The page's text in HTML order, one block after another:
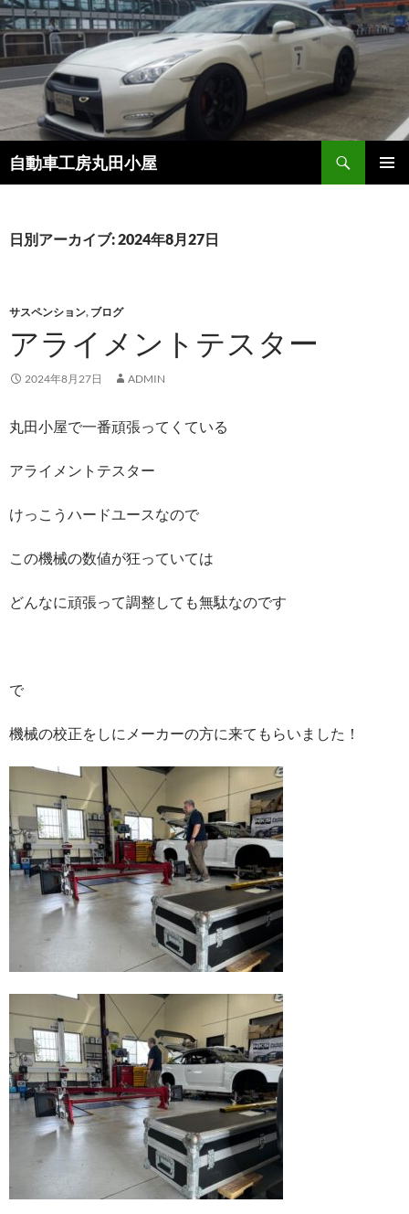
コ
ン
テ
ン
ス
キ
ッ
自動車工房丸田小屋
検
索
日別アーカイブ: 2024年8月27日
サスペンション, ブログ
アライメントテスター
2024年8月27日 ADMIN
丸田小屋で一番頑張ってくている
アライメントテスター
けっこうハードユースなので
この機械の数値が狂っていては
どんなに頑張って調整しても無駄なのです
で
機械の校正をしにメーカーの方に来てもらいました！